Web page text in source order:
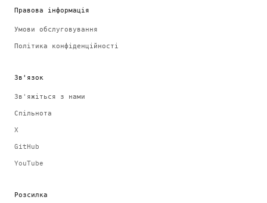
Правова інформація
Умови обслуговування
Політика конфіденційності
Зв'язок
Зв'яжіться з нами
Спільнота
X
GitHub
YouTube
Розсилка